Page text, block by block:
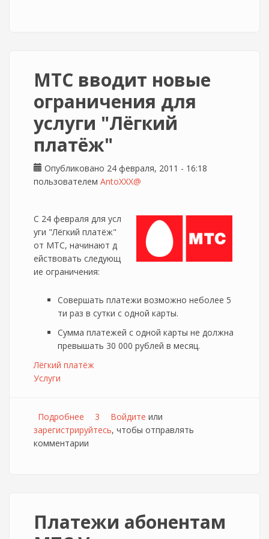
МТС вводит новые
ограничения для
услуги "Лёгкий
платёж"
Опубликовано 24 февраля, 2011 - 16:18
пользователем AntoXXX@
С 24 февраля для усл
уги "Лёгкий платёж"
от МТС, начинают д
ействовать следующ
ие ограничения:
Совершать платежи возможно неболее 5
ти раз в сутки с одной карты.
Сумма платежей с одной карты не должна
превышать 30 000 рублей в месяц.
Лёгкий платёж
Услуги
Подробнее о МТС вводит новые ограничения для
услуги "Лёгкий платёж"
3 Войдите или
зарегистрируйтесь, чтобы отправлять
комментарии
Платежи абонентам